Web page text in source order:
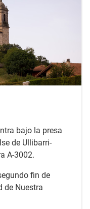
bajo la presa
de Ullibarri-
A-3002.
fin de
de Nuestra